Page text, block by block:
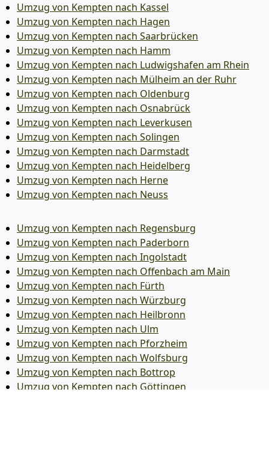
Umzug von Kempten nach Kassel
Umzug von Kempten nach Hagen
Umzug von Kempten nach Saarbrücken
Umzug von Kempten nach Hamm
Umzug von Kempten nach Ludwigshafen am Rhein
Umzug von Kempten nach Mülheim an der Ruhr
Umzug von Kempten nach Oldenburg
Umzug von Kempten nach Osnabrück
Umzug von Kempten nach Leverkusen
Umzug von Kempten nach Solingen
Umzug von Kempten nach Darmstadt
Umzug von Kempten nach Heidelberg
Umzug von Kempten nach Herne
Umzug von Kempten nach Neuss
Umzug von Kempten nach Regensburg
Umzug von Kempten nach Paderborn
Umzug von Kempten nach Ingolstadt
Umzug von Kempten nach Offenbach am Main
Umzug von Kempten nach Fürth
Umzug von Kempten nach Würzburg
Umzug von Kempten nach Heilbronn
Umzug von Kempten nach Ulm
Umzug von Kempten nach Pforzheim
Umzug von Kempten nach Wolfsburg
Umzug von Kempten nach Bottrop
Umzug von Kempten nach Göttingen